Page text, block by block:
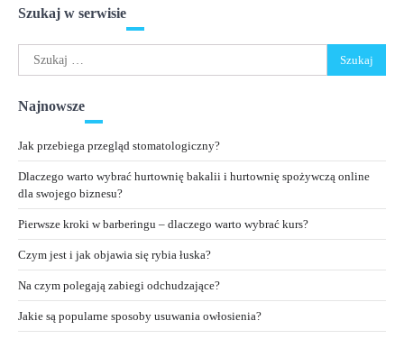
Szukaj w serwisie
Szukaj:
Najnowsze
Jak przebiega przegląd stomatologiczny?
Dlaczego warto wybrać hurtownię bakalii i hurtownię spożywczą online
dla swojego biznesu?
Pierwsze kroki w barberingu – dlaczego warto wybrać kurs?
Czym jest i jak objawia się rybia łuska?
Na czym polegają zabiegi odchudzające?
Jakie są popularne sposoby usuwania owłosienia?